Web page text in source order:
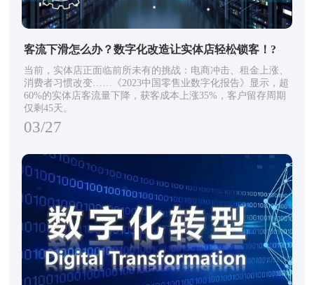
客流下滑怎么办？数字化改造让实体店轻松锁客！?
当前，实体店正面临前所未有的挑战：电商冲击、租金上涨、
消费者习惯改变……《2023中国零售业数字化报告》显示，超
60%的实体店客流量下降，获客成本上涨35%，客户留存周期
仅剩45天。
03/27